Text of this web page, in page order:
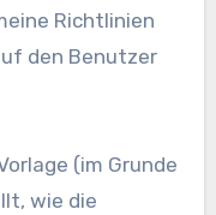
Richtlinien
den Benutzer
(im Grunde
wie die